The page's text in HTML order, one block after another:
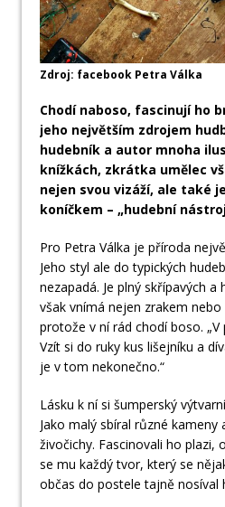
Zdroj: facebook Petra Válka
Chodí naboso, fascinují ho
jeho největším zdrojem
hudebník a autor mnoha
knížkách, zkrátka umělec
nejen svou vizáží, ale také
koníčkem – „hudební
Pro Petra Válka je příroda
Jeho styl ale do typických
nezapadá. Je plný skřípavých a
však vnímá nejen zrakem
protože v ní rád chodí boso.
Vzít si do ruky kus lišejníku a
je v tom nekonečno.“
Lásku k ní si šumperský
Jako malý sbíral různé
živočichy. Fascinovali ho plazi,
se mu každý tvor, který se
občas do postele tajně nosíval